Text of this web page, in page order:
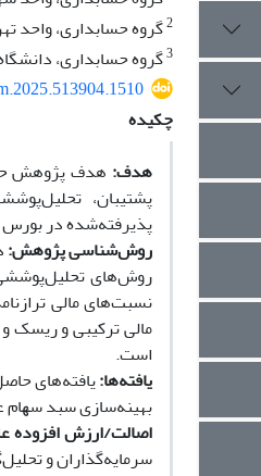
2گروه حسابداری، واحد
3گروه حسابداری،
چکیده
هدف: هدف پژوهش
پشتیبان،
پذیرفته‌شده در بورس اوراق
روش‌شناسی پژوهش:
روش‌های
نسبت‌های مالی
مالی ترکیبی و ریسک
است.
یافته‌ها:یافته‌های
بهینه‌سازی ﺳﺒﺪ
اصالت/ارزش افزوده
سرمایه‌گذاران و